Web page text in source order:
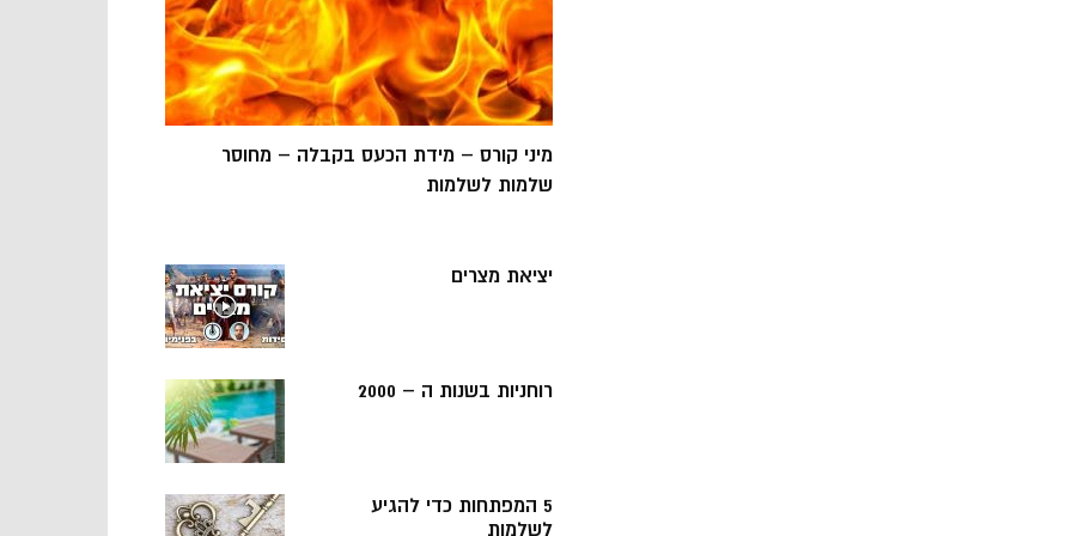
מיני קורס – מידת הכעס בקבלה – מחוסר
שלמות לשלמות
יציאת מצרים
רוחניות בשנות ה – 2000
5 המפתחות כדי להגיע
לשלמות